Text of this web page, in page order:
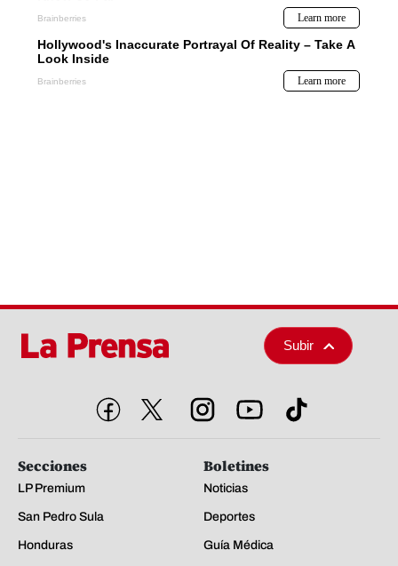
Subir
Secciones
LP Premium
San Pedro Sula
Honduras
Boletines
Noticias
Deportes
Guía Médica